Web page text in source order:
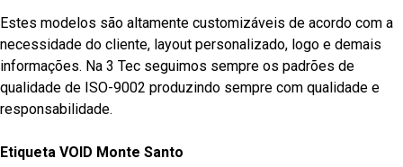
Estes modelos são altamente customizáveis de acordo com a
necessidade do cliente, layout personalizado, logo e demais
informações. Na 3 Tec seguimos sempre os padrões de
qualidade de ISO-9002 produzindo sempre com qualidade e
responsabilidade.
Etiqueta VOID Monte Santo